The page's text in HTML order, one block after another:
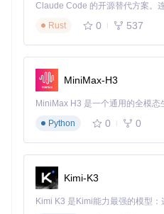
主要配置文件
config/database.js : 数据库
config/env.js: 环境变量配
这些配置文件使得应用可以根
产）进行灵活的配置。
项目地址：
https://gitcode.com/
Rust
0 537
MiniMax-H3
Python
0 0
Kimi-K3